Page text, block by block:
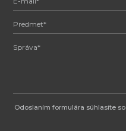
Odoslaním formulára súhlasíte so